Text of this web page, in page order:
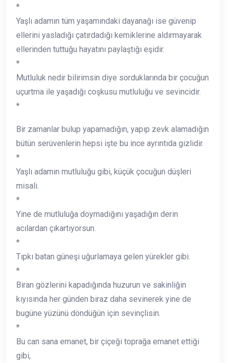
*
Yaşlı adamın tüm yaşamındaki dayanağı ise güvenip
ellerini yasladığı çatırdadığı kemiklerine aldırmayarak
ellerinden tuttuğu hayatını paylaştığı eşidir.
*
Mutluluk nedir bilirimsin diye sorduklarında bir çocuğun
uçurtma ile yaşadığı coşkusu mutluluğu ve sevincidir.
*
Bir zamanlar bulup yapamadığın, yapıp zevk alamadığın
bütün serüvenlerin hepsi işte bu ince ayrıntıda gizlidir.
*
Yaşlı adamın mutluluğu gibi, küçük çocuğun düşleri
misali.
*
Yine de mutluluğa doymadığını yaşadığın derin
acılardan çıkartıyorsun.
*
Tıpkı batan güneşi uğurlamaya gelen yürekler gibi.
*
Biran gözlerini kapadığında huzurun ve sakinliğin
kıyısında her günden biraz daha sevinerek yine de
bugüne yüzünü döndüğün için sevinçlisin.
*
Bu can sana emanet, bir çiçeği toprağa emanet ettiği
gibi,